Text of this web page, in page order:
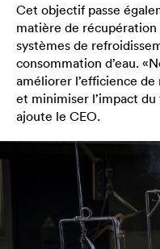
Cet objectif passe
matière de récupération
systèmes de
consommation d’eau.
améliorer l’efficience
et minimiser l’impact
ajoute le CEO.